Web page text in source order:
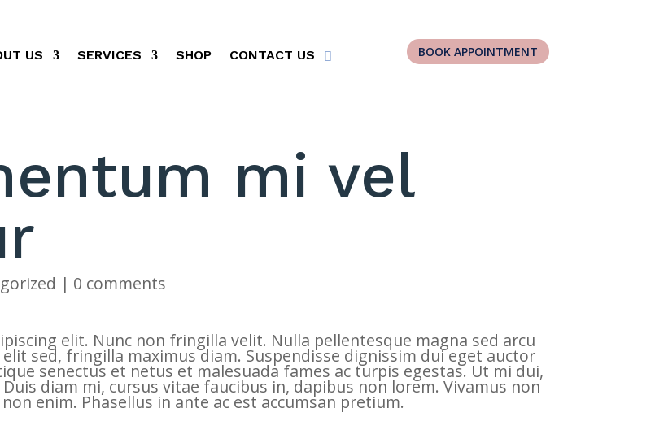
US SERVICES SHOP CONTACT US BOOK APPOINTMENT
mi vel
| 0 comments
elit. Nunc non fringilla velit. Nulla pellentesque magna sed arcu
sed, fringilla maximus diam. Suspendisse dignissim dui eget auctor
senectus et netus et malesuada fames ac turpis egestas. Ut mi dui,
diam mi, cursus vitae faucibus in, dapibus non lorem. Vivamus non
enim. Phasellus in ante ac est accumsan pretium.